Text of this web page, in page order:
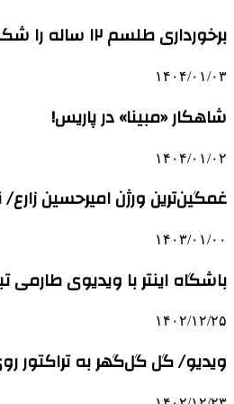
برخورداری طلسم ۱۲ ساله را شکست اما طلای المپیک نگرفت!
۱۴۰۴/۰۱/۰۳
شاهکار «مبینا» در پاریس!
۱۴۰۴/۰۱/۰۲
غمگین‌ترین ورژن امیرحسین زارع/
۱۴۰۳/۰۱/۰۰
باشگاه اینتر با ویدیوی طارمی
۱۴۰۲/۱۲/۲۵
ویدیو/ گل گل‌گهر به تراکتور